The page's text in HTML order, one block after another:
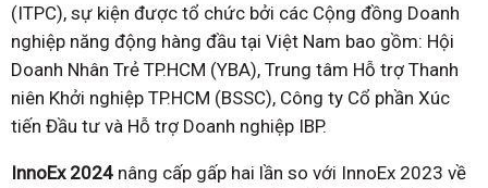
(ITPC), sự kiện được tổ chức bởi các Cộng đồng Doanh
nghiệp năng động hàng đầu tại Việt Nam bao gồm: Hội
Doanh Nhân Trẻ TP.HCM (YBA), Trung tâm Hỗ trợ Thanh
niên Khởi nghiệp TP.HCM (BSSC), Công ty Cổ phần Xúc
tiến Đầu tư và Hỗ trợ Doanh nghiệp IBP.
InnoEx 2024 nâng cấp gấp hai lần so với InnoEx 2023 về